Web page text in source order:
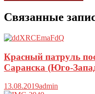
Связанные
Красный патруль
Саранска (Юго-
13.08.2019admin